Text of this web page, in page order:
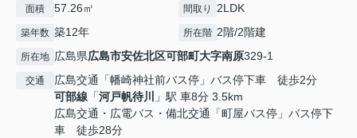
面積 57.26㎡ 間取り 2LDK
築年数 築12年 所在階 2階/2階建
所在地 広島県広島市安佐北区可部町大字南原329-1
交通
広島交通「幡崎神社前バス停」バス停下車 徒歩2分
可部線 「河戸帆待川
」駅 車8分 3.5km
広島交通・広電バス・備北交通「町屋バス停」バス停下
車 徒歩28分